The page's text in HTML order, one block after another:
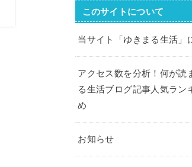
このサイトについて
当サイト「ゆきまる生活」
アクセス数を分析！何が読
る生活ブログ記事人気ラン
め
お知らせ